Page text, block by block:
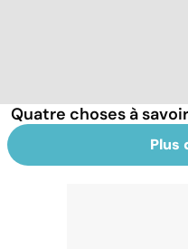
Quatre choses à
Plus